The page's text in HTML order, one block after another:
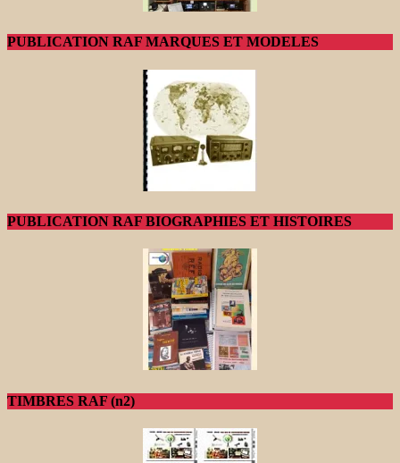
PUBLICATION RAF MARQUES ET MODELES
PUBLICATION RAF BIOGRAPHIES ET HISTOIRES
TIMBRES RAF (n2)